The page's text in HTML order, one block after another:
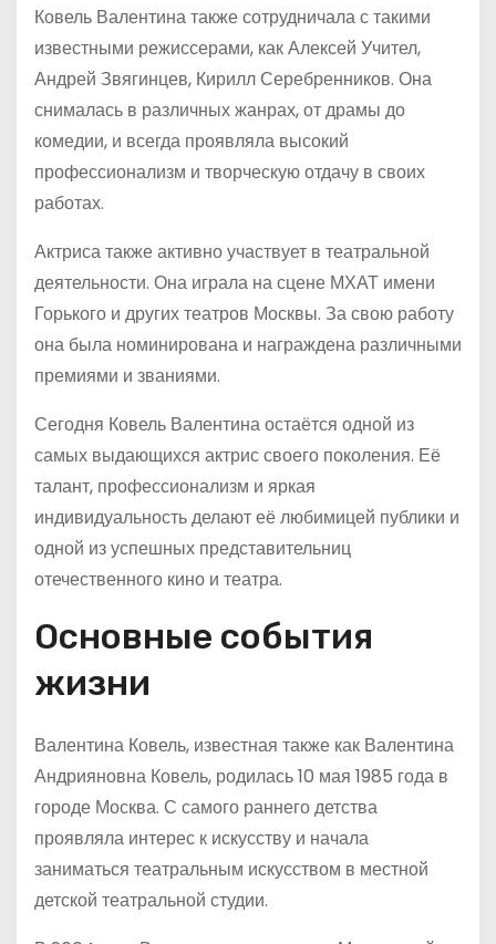
Ковель Валентина также сотрудничала с такими
известными режиссерами, как Алексей Учител,
Андрей Звягинцев, Кирилл Серебренников. Она
снималась в различных жанрах, от драмы до
комедии, и всегда проявляла высокий
профессионализм и творческую отдачу в своих
работах.
Актриса также активно участвует в театральной
деятельности. Она играла на сцене МХАТ имени
Горького и других театров Москвы. За свою работу
она была номинирована и награждена различными
премиями и званиями.
Сегодня Ковель Валентина остаётся одной из
самых выдающихся актрис своего поколения. Её
талант, профессионализм и яркая
индивидуальность делают её любимицей публики и
одной из успешных представительниц
отечественного кино и театра.
Основные события
жизни
Валентина Ковель, известная также как Валентина
Андрияновна Ковель, родилась 10 мая 1985 года в
городе Москва. С самого раннего детства
проявляла интерес к искусству и начала
заниматься театральным искусством в местной
детской театральной студии.